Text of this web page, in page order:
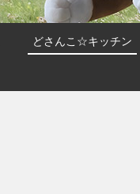
どさんこ☆キッチン